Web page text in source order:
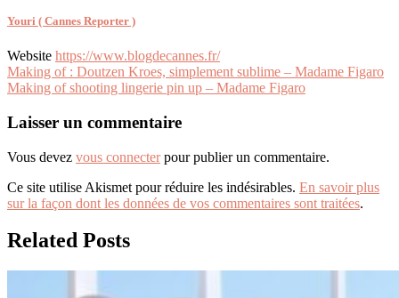
Youri ( Cannes Reporter )
Website https://www.blogdecannes.fr/
Navigation
de
l’article
Making of : Doutzen Kroes, simplement sublime – Madame Figaro
Making of shooting lingerie pin up – Madame Figaro
Laisser un commentaire
Vous devez vous connecterpour publier un commentaire.
Ce site utilise Akismet pour réduire les indésirables. En savoir plus
sur la façon dont les données de vos commentaires sont traitées.
Related Posts